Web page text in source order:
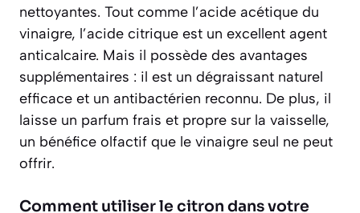
nettoyantes. Tout comme l’acide acétique du
vinaigre, l’acide citrique est un excellent agent
anticalcaire. Mais il possède des avantages
supplémentaires : il est un dégraissant naturel
efficace et un antibactérien reconnu. De plus, il
laisse un parfum frais et propre sur la vaisselle,
un bénéfice olfactif que le vinaigre seul ne peut
offrir.
Comment utiliser le citron dans votre